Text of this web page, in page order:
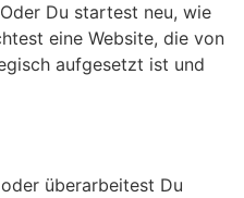
Du startest neu, wie
eine Website, die von
aufgesetzt ist und
überarbeitest Du